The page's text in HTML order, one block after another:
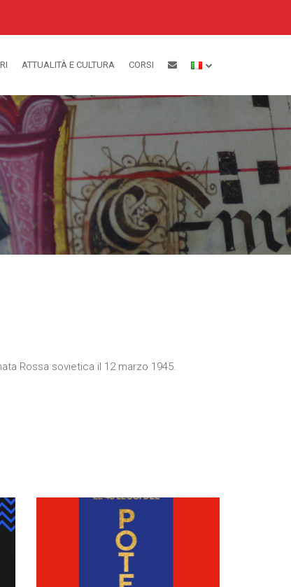
ATTUALITÀ E CULTURA CORSI
Rossa sovietica il 12 marzo 1945.